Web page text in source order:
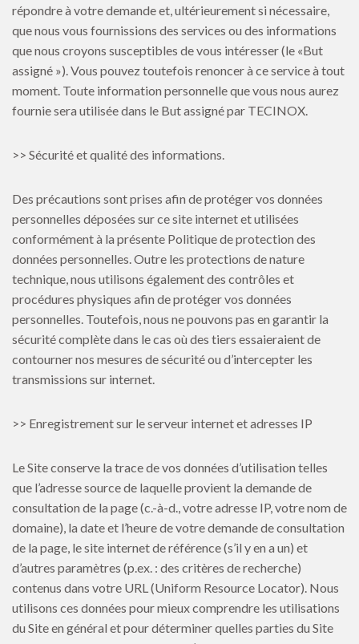
répondre à votre demande et, ultérieurement si nécessaire,
que nous vous fournissions des services ou des informations
que nous croyons susceptibles de vous intéresser (le «But
assigné »). Vous pouvez toutefois renoncer à ce service à tout
moment. Toute information personnelle que vous nous aurez
fournie sera utilisée dans le But assigné par TECINOX.
>> Sécurité et qualité des informations.
Des précautions sont prises afin de protéger vos données
personnelles déposées sur ce site internet et utilisées
conformément à la présente Politique de protection des
données personnelles. Outre les protections de nature
technique, nous utilisons également des contrôles et
procédures physiques afin de protéger vos données
personnelles. Toutefois, nous ne pouvons pas en garantir la
sécurité complète dans le cas où des tiers essaieraient de
contourner nos mesures de sécurité ou d’intercepter les
transmissions sur internet.
>> Enregistrement sur le serveur internet et adresses IP
Le Site conserve la trace de vos données d’utilisation telles
que l’adresse source de laquelle provient la demande de
consultation de la page (c.-à-d., votre adresse IP, votre nom de
domaine), la date et l’heure de votre demande de consultation
de la page, le site internet de référence (s’il y en a un) et
d’autres paramètres (p.ex. : des critères de recherche)
contenus dans votre URL (Uniform Resource Locator). Nous
utilisons ces données pour mieux comprendre les utilisations
du Site en général et pour déterminer quelles parties du Site